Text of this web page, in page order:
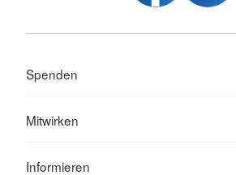
Spenden
Mitwirken
Informieren